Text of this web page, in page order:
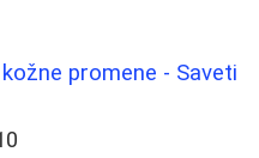
promene - Saveti